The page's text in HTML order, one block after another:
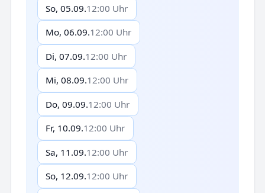
So, 05.09.12:00 Uhr
Mo, 06.09.12:00 Uhr
Di, 07.09.12:00 Uhr
Mi, 08.09.12:00 Uhr
Do, 09.09.12:00 Uhr
Fr, 10.09.12:00 Uhr
Sa, 11.09.12:00 Uhr
So, 12.09.12:00 Uhr